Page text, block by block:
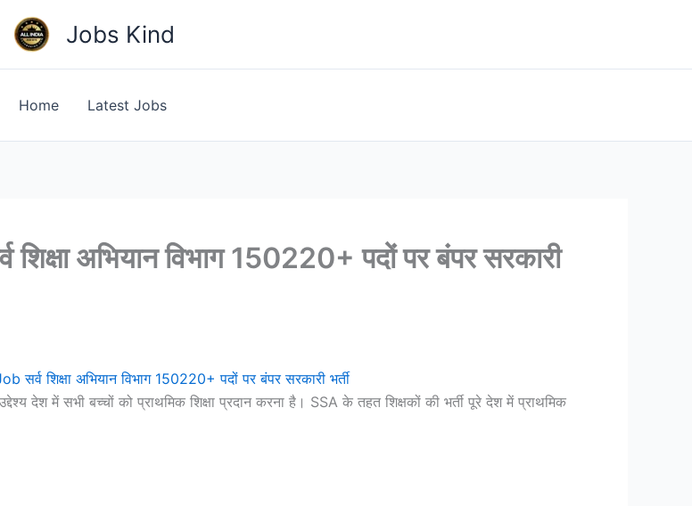
Jobs Kind
Home Latest Jobs
अभियान विभाग 150220+ पदों पर बंपर सरकारी
शिक्षा अभियान विभाग 150220+ पदों पर बंपर सरकारी भर्ती
देश में सभी बच्चों को प्राथमिक शिक्षा प्रदान करना है। SSA के तहत शिक्षकों की भर्ती पूरे देश में प्राथमिक